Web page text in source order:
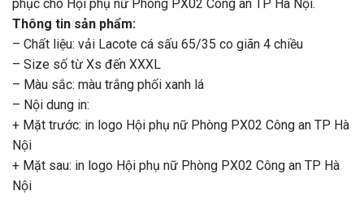
phục cho Hội phụ nữ Phòng PX02 Công an TP Hà Nội.
Thông tin sản phẩm:
– Chất liệu: vải Lacote cá sấu 65/35 co giãn 4 chiều
– Size số từ Xs đến XXXL
– Màu sắc: màu trắng phối xanh lá
– Nội dung in:
+ Mặt trước: in logo Hội phụ nữ Phòng PX02 Công an TP Hà
Nội
+ Mặt sau: in logo Hội phụ nữ Phòng PX02 Công an TP Hà
Nội